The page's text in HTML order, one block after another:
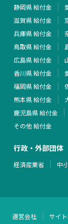
静岡県 給付金
滋賀県 給付金
兵庫県 給付金
鳥取県 給付金
広島県 給付金
香川県 給付金
福岡県 給付金
熊本県 給付金
鹿児島県 給付金
その他 給付金
行政・外部団体
経済産業省 中
運営会社 サイ